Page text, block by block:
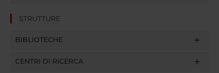
STRUTTURE
BIBLIOTECHE
CENTRI DI RICERCA